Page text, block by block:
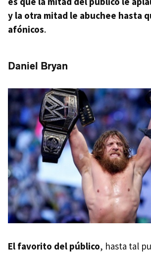
y la otra mitad le abuchee hasta
afónicos.
Daniel Bryan
El favorito del público, hasta tal